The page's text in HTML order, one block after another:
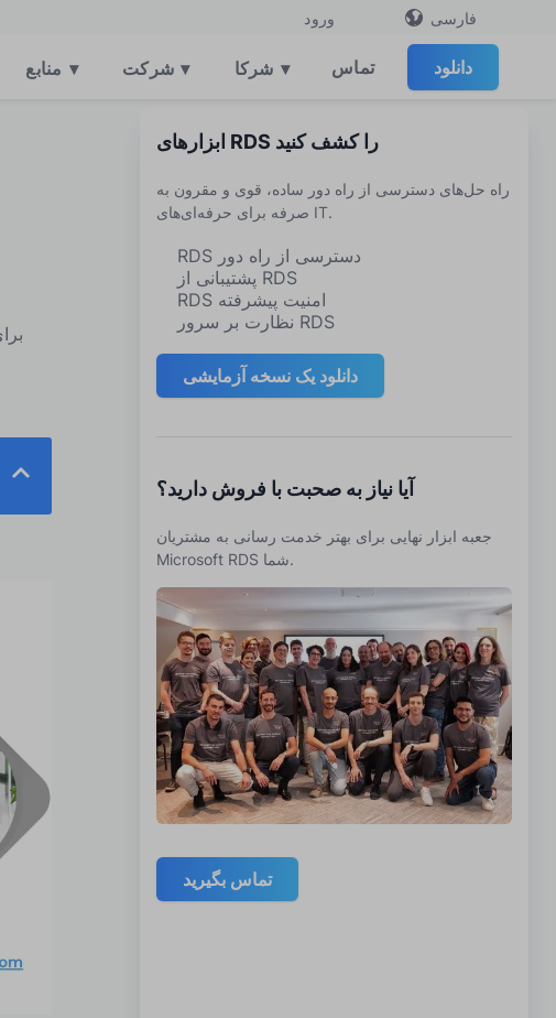
ورود فارسی
منابع ▾ شرکت ▾ شرکا ▾ تماس دانلود
ابزارهای RDS را کشف کنید
راه حل‌های دسترسی از راه دور ساده، قوی و مقرون به
صرفه برای حرفه‌ای‌های IT.
RDS دسترسی از راه دور
پشتیبانی از RDS
RDS امنیت پیشرفته
نظارت بر سرور RDS
دانلود یک نسخه آزمایشی
آیا نیاز به صحبت با فروش دارید؟
جعبه ابزار نهایی برای بهتر خدمت رسانی به مشتریان
Microsoft RDS شما.
تماس بگیرید